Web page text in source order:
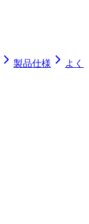
製品仕様
よく